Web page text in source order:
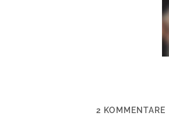
2 KOMMENTARE